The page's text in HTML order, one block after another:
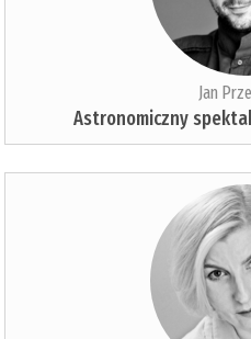
Jan
Astronomiczny